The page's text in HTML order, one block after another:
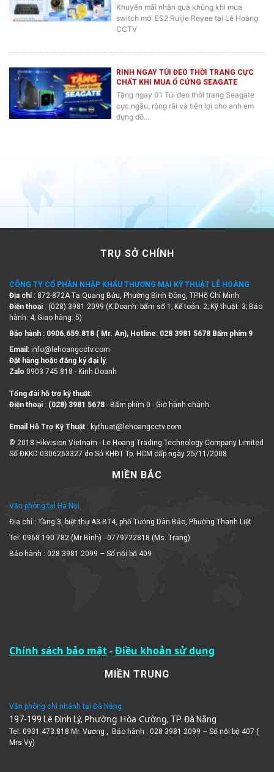
Khuyến mãi nhận quà khủng khi mua
switch mới ES2 Ruijie Reyee tại Lê Hoàng
CCTV
RINH NGAY TÚI ĐEO THỜI TRANG CỰC
CHẤT KHI MUA Ổ CỨNG SEAGATE
Tặng ngay 01 Túi đeo thời trang Seagate
cực ngầu, rộng rãi và tiện lợi cho anh em
đựng đồ…
TRỤ SỞ CHÍNH
CÔNG TY CỔ PHẦN NHẬP KHẨU THƯƠNG MẠI KỸ THUẬT LÊ HOÀNG
Địa chỉ : 872-872A Tạ Quang Bửu, Phường Bình Đông, TP.Hồ Chí Minh
Điện thoại : (028) 3981 2099 (K.Doanh: bấm số 1; Kế toán: 2; Kỹ thuật: 3; Bảo
hành: 4; Giao hàng: 5)
Bảo hành : 0906.659.818 ( Mr. An), Hotline: 028 3981 5678 Bấm phím 9
Email: info@lehoangcctv.com
Đặt hàng hoặc đăng ký đại lý:
Zalo 0903 745 818 - Kinh Doanh
Tổng đài hỗ trợ kỹ thuật:
Điện thoại : (028) 3981 5678 - Bấm phím 0 - Giờ hành chánh.
Email Hỗ Trợ Kỹ Thuật : kythuat@lehoangcctv.com
© 2018 Hikvision Vietnam - Le Hoang Trading Technology Company Limited
Số ĐKKD 0306263327 do Sở KHĐT Tp. HCM cấp ngày 25/11/2008
MIỀN BẮC
Văn phòng tại Hà Nội
Địa chỉ : Tầng 3, biệt thự A3-BT4, phố Tưởng Dân Bảo, Phường Thanh Liệt
Tel: 0968 190 782 (Mr Bình) - 0779722818 (Ms. Trang)
Bảo hành : 028 3981 2099 – Số nội bộ 409
Chính sách bảo mật-Điều khoản sử dụng
MIỀN TRUNG
Văn phòng chi nhánh tại Đà Nẵng
197-199 Lê Đình Lý, Phường Hòa Cường, TP. Đà Nẵng
Tel: 0931.473.818 Mr. Vương , Bảo hành : 028 3981 2099 – Số nội bộ 407 (
Mrs Vy)